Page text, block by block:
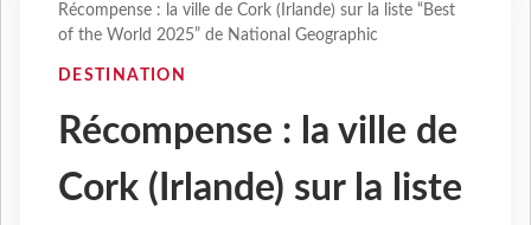
Récompense : la ville de Cork (Irlande) sur la liste “Best
of the World 2025” de National Geographic
DESTINATION
Récompense : la ville de
Cork (Irlande) sur la liste